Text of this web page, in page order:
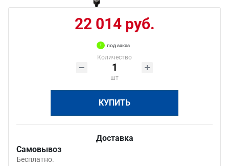
22 014 руб.
под заказ
Количество
шт
КУПИТЬ
Доставка
Самовывоз
Бесплатно.